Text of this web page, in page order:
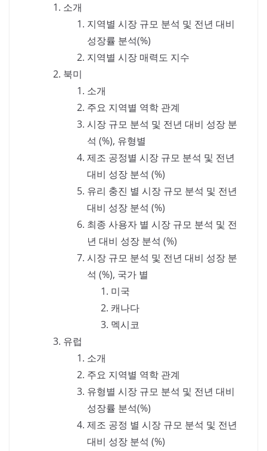
소개
지역별 시장 규모 분석 및 전년 대비
성장률 분석(%)
지역별 시장 매력도 지수
북미
소개
주요 지역별 역학 관계
시장 규모 분석 및 전년 대비 성장 분
석 (%), 유형별
제조 공정별 시장 규모 분석 및 전년
대비 성장 분석 (%)
유리 충진 별 시장 규모 분석 및 전년
대비 성장 분석 (%)
최종 사용자 별 시장 규모 분석 및 전
년 대비 성장 분석 (%)
시장 규모 분석 및 전년 대비 성장 분
석 (%), 국가 별
미국
캐나다
멕시코
유럽
소개
주요 지역별 역학 관계
유형별 시장 규모 분석 및 전년 대비
성장률 분석(%)
제조 공정 별 시장 규모 분석 및 전년
대비 성장 분석 (%)